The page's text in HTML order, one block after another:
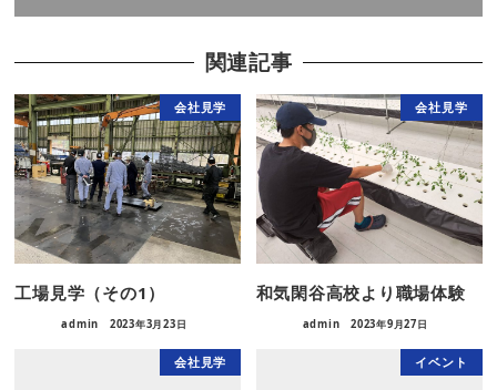
関連記事
会社見学
工場見学（その1）
admin 2023年3月23日
会社見学
和気閑谷高校より職場体験
admin 2023年9月27日
会社見学 イベント